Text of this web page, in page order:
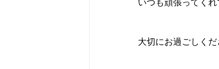
大切にお過ごしく